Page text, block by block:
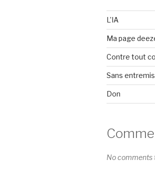
L’IA
Ma page
Contre tout
Sans
Don
No comments